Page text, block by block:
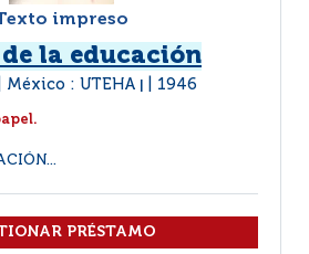
impreso
la educación
México : UTEHA 1946